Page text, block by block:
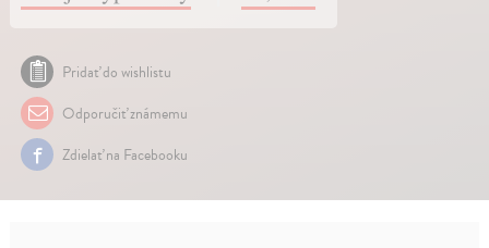
Pridať do wishlistu
Odporučiť známemu
Zdielať na Facebooku